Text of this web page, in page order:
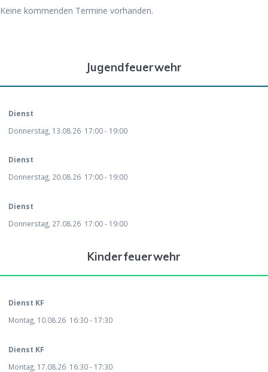
Keine kommenden Termine vorhanden.
Jugendfeuerwehr
Dienst
Donnerstag, 13.08.26 17:00- 19:00
Dienst
Donnerstag, 20.08.26 17:00- 19:00
Dienst
Donnerstag, 27.08.26 17:00- 19:00
Kinderfeuerwehr
Dienst KF
Montag, 10.08.26 16:30- 17:30
Dienst KF
Montag, 17.08.26 16:30- 17:30